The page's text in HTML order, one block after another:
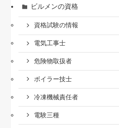
ビルメンの資格
資格試験の情報
電気工事士
危険物取扱者
ボイラー技士
冷凍機械責任者
電験三種